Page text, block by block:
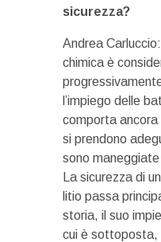
sicurezza?
Andrea
chimica è
l’impiego delle
comporta ancora
si prendono
sono maneggiate
La sicurezza di
litio passa
storia, il suo
cui è sottoposta,